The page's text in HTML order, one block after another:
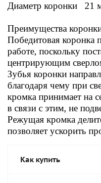
Диаметр коронки 21
Преимущества
Победитовая коронка
работе, поскольку
центрирующим
Зубья коронки
благодаря чему при
кромка принимает на
в связи с этим, не
Режущая кромка
позволяет ускорить
Как купить